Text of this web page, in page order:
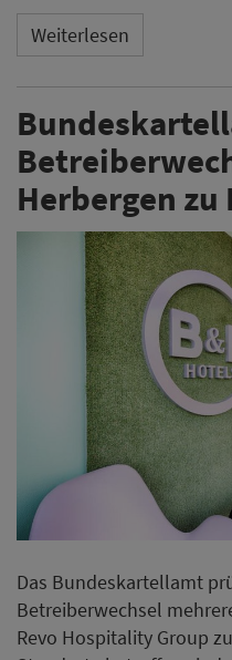
Weiterlesen
Herbergen zu
Das Bundeskartellamt
Betreiberwechsel
Revo Hospitality Group